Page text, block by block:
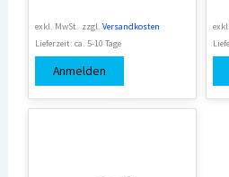
exkl. MwSt. zzgl.Versandkosten
Lieferzeit:ca. 5-10 Tage
Anmelden